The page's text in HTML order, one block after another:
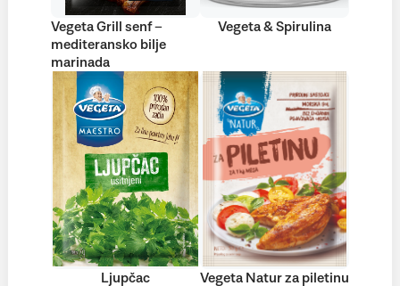
Vegeta Grill senf –
mediteransko bilje
marinada
Vegeta & Spirulina
Ljupčac Vegeta Natur za piletinu